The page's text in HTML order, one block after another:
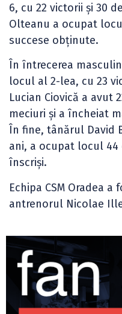
6, cu 22 victorii și 30
Olteanu a ocupat
succese obținute.
În întrecerea
locul al 2-lea, cu 23
Lucian Ciovică a avut
meciuri și a încheiat
În fine, tânărul David
ani, a ocupat locul
înscriși.
Echipa CSM Oradea
antrenorul Nicolae